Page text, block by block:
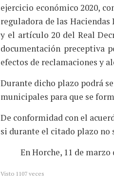
ejercicio económico 2020,
reguladora de las
y el artículo 20 del Real
documentación preceptiva
efectos de reclamaciones y
Durante dicho plazo podrá
municipales para que se
De conformidad con el
si durante el citado plazo no
En Horche, 11 de
Visto 1107 veces